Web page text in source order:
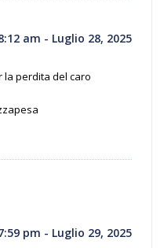
am - Luglio 28, 2025
la perdita del caro
pm - Luglio 29, 2025